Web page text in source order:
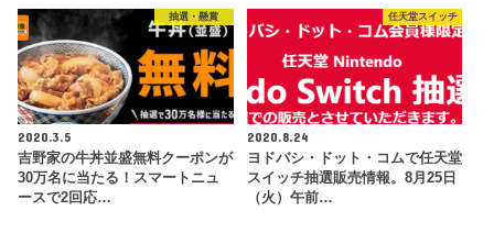
抽選・懸賞
2020.3.5
吉野家の牛丼並盛無料クーポンが
30万名に当たる！スマートニュ
ースで2回応…
任天堂スイッチ
2020.8.24
ヨドバシ・ドット・コムで任天堂
スイッチ抽選販売情報。8月25日
（火）午前…